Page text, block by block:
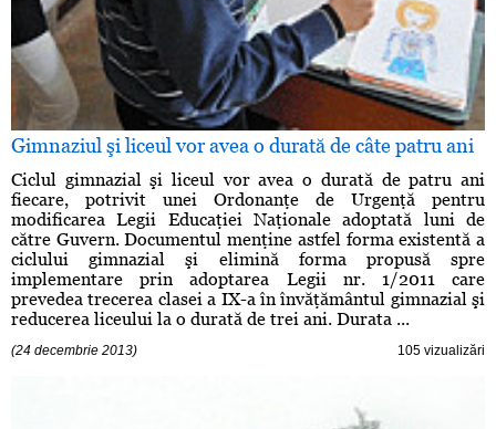
Gimnaziul şi liceul vor avea o durată de câte patru ani
Ciclul gimnazial şi liceul vor avea o durată de patru ani
fiecare, potrivit unei Ordonanţe de Urgenţă pentru
modificarea Legii Educaţiei Naţionale adoptată luni de
către Guvern. Documentul menţine astfel forma existentă a
ciclului gimnazial şi elimină forma propusă spre
implementare prin adoptarea Legii nr. 1/2011 care
prevedea trecerea clasei a IX-a în învăţământul gimnazial şi
reducerea liceului la o durată de trei ani. Durata ...
(24 decembrie 2013) 105 vizualizări